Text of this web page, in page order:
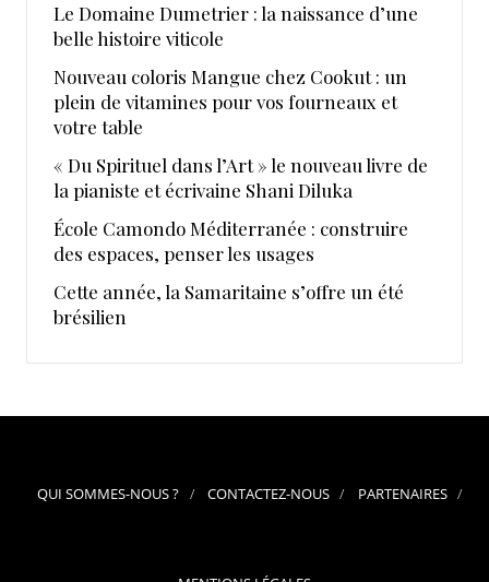
Le Domaine Dumetrier : la naissance d’une
belle histoire viticole
Nouveau coloris Mangue chez Cookut : un
plein de vitamines pour vos fourneaux et
votre table
« Du Spirituel dans l’Art » le nouveau livre de
la pianiste et écrivaine Shani Diluka
École Camondo Méditerranée : construire
des espaces, penser les usages
Cette année, la Samaritaine s’offre un été
brésilien
QUI SOMMES-NOUS ? CONTACTEZ-NOUS PARTENAIRES